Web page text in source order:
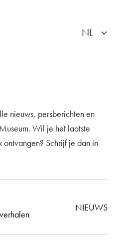
nieuws, persberichten en
Wil je het laatste
Schrijf je dan in
NIEUWS